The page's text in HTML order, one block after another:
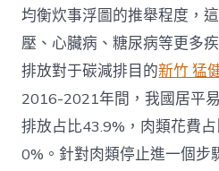
均衡炊事浮圖的推舉程度，
壓、心臟病、糖尿病等更多
排放對于碳減排目的新竹 猛
2016-2021年間，我國居平
排放占比43.9%，肉類花費
0%。針對肉類停止進一個步